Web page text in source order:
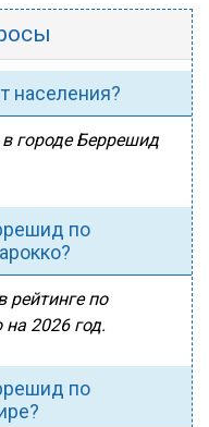
населения?
городе Беррешид
по
рейтинге по
2026 год.
по